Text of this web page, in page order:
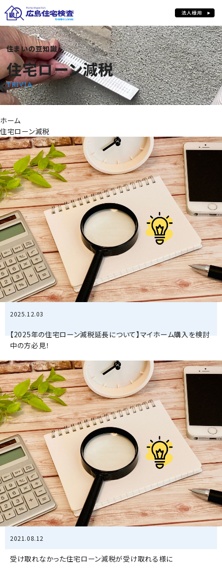
住宅ローン減税
住まいの豆知識
住宅ローン減税
TRIVIA
ホーム
住宅ローン減税
2025.12.03
【2025年の住宅ローン減税延長について】マイホーム購入を検討
中の方必見！
2021.08.12
受け取れなかった住宅ローン減税が受け取れる様に